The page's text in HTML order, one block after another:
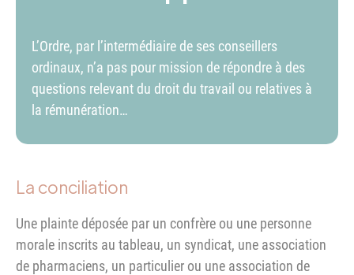
L’Ordre, par l’intermédiaire de ses conseillers
ordinaux, n’a pas pour mission de répondre à des
questions relevant du droit du travail ou relatives à
la rémunération…
La conciliation
Une plainte déposée par un confrère ou une personne
morale inscrits au tableau, un syndicat, une association
de pharmaciens, un particulier ou une association de